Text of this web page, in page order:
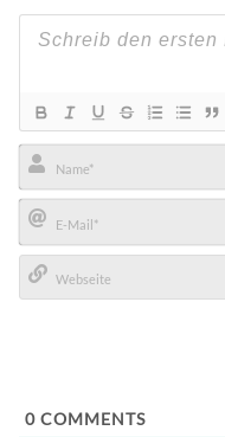
Name*
E-
Mail*
0 COMMENTS